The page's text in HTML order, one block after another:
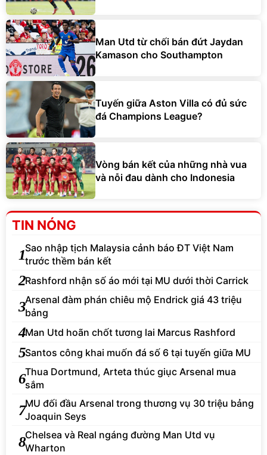
Man Utd từ chối bán đứt Jaydan
Kamason cho Southampton
Tuyến giữa Aston Villa có đủ sức
đá Champions League?
Vòng bán kết của những nhà vua
và nỗi đau dành cho Indonesia
TIN NÓNG
1Sao nhập tịch Malaysia cảnh báo ĐT Việt Nam
trước thềm bán kết
2Rashford nhận số áo mới tại MU dưới thời Carrick
3Arsenal đàm phán chiêu mộ Endrick giá 43 triệu
bảng
4Man Utd hoãn chốt tương lai Marcus Rashford
5Santos công khai muốn đá số 6 tại tuyến giữa MU
6Thua Dortmund, Arteta thúc giục Arsenal mua
sắm
7MU đối đầu Arsenal trong thương vụ 30 triệu bảng
Joaquin Seys
8Chelsea và Real ngáng đường Man Utd vụ
Wharton